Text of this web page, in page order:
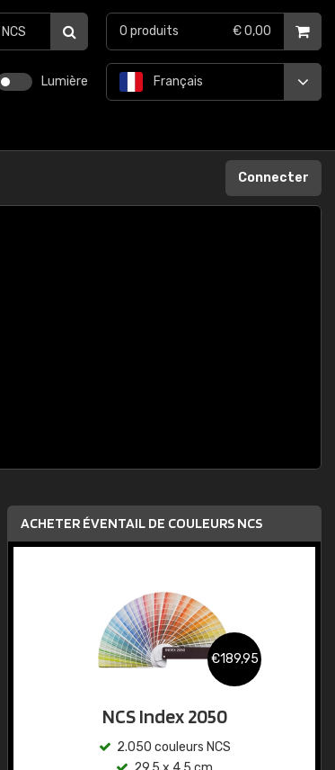
Lumière Français
0 produits € 0,00
Connecter
ACHETER ÉVENTAIL DE COULEURS NCS
€189,95
NCS Index 2050
2.050 couleurs NCS